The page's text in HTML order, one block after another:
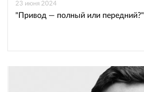
23 июня 2024
"Привод — полный или передний?"